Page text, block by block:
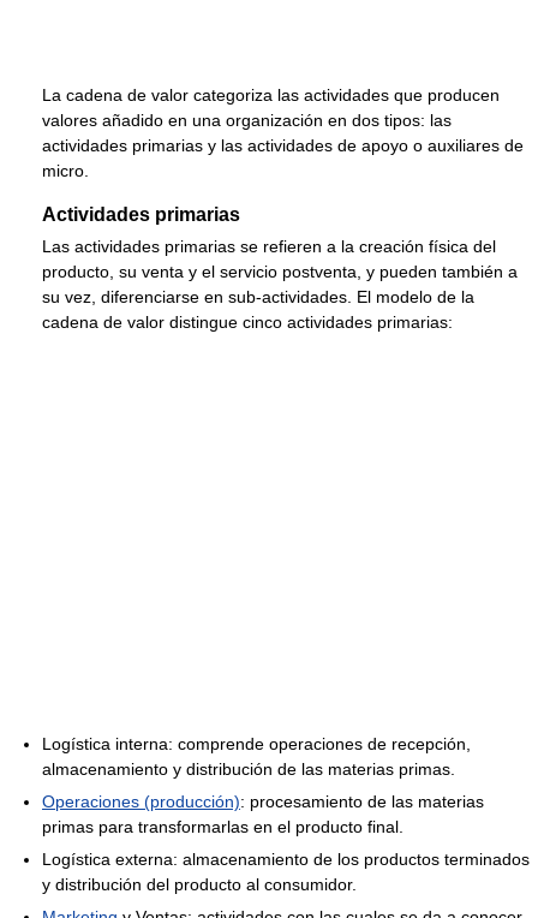
La cadena de valor categoriza las actividades que producen
valores añadido en una organización en dos tipos: las
actividades primarias y las actividades de apoyo o auxiliares de
micro.
Actividades primarias
Las actividades primarias se refieren a la creación física del
producto, su venta y el servicio postventa, y pueden también a
su vez, diferenciarse en sub-actividades. El modelo de la
cadena de valor distingue cinco actividades primarias:
Logística interna: comprende operaciones de recepción,
almacenamiento y distribución de las materias primas.
Operaciones (producción): procesamiento de las materias
primas para transformarlas en el producto final.
Logística externa: almacenamiento de los productos terminados
y distribución del producto al consumidor.